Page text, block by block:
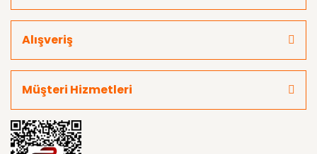
Alışveriş
Müşteri Hizmetleri